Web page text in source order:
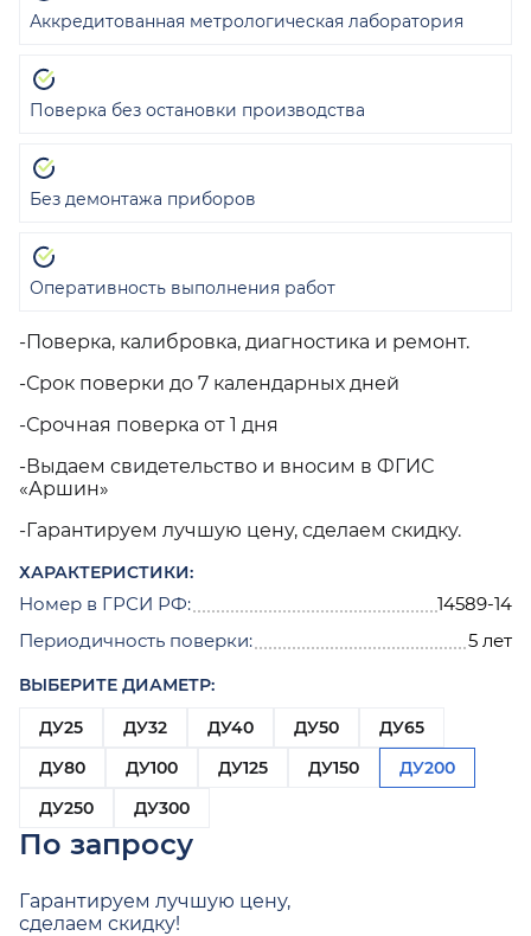
-Поверка, калибровка, диагностика и ремонт.
-Срок поверки до 7 календарных дней
-Срочная поверка от 1 дня
-Выдаем свидетельство и вносим в ФГИС
«Аршин»
-Гарантируем лучшую цену, сделаем скидку.
ХАРАКТЕРИСТИКИ:
Номер в ГРСИ РФ:
14589-14
Периодичность поверки:
5 лет
ВЫБЕРИТЕ ДИАМЕТР:
ДУ25
ДУ32 ДУ40 ДУ50
ДУ65
ДУ80
ДУ100 ДУ125 ДУ150
ДУ200
ДУ250
ДУ300
По запросу
Гарантируем лучшую цену,
сделаем скидку!
Аккредитованная метрологическая лаборатория
Поверка без остановки производства
Без демонтажа приборов
Оперативность выполнения работ